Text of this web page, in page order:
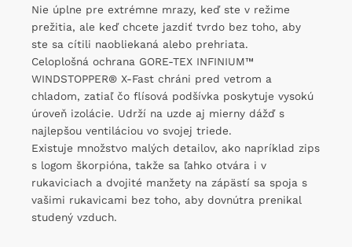
Nie úplne pre extrémne mrazy, keď ste v režime
prežitia, ale keď chcete jazdiť tvrdo bez toho, aby
ste sa cítili naobliekaná alebo prehriata.
Celoplošná ochrana GORE-TEX INFINIUM™
WINDSTOPPER® X-Fast chráni pred vetrom a
chladom, zatiaľ čo flísová podšívka poskytuje vysokú
úroveň izolácie. Udrží na uzde aj mierny dážď s
najlepšou ventiláciou vo svojej triede.
Existuje množstvo malých detailov, ako napríklad zips
s logom škorpióna, takže sa ľahko otvára i v
rukaviciach a dvojité manžety na zápästí sa spoja s
vašimi rukavicami bez toho, aby dovnútra prenikal
studený vzduch.